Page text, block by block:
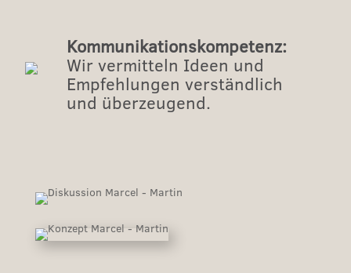
Kommunikationskompetenz:
Wir vermitteln Ideen und
Empfehlungen verständlich
und überzeugend.